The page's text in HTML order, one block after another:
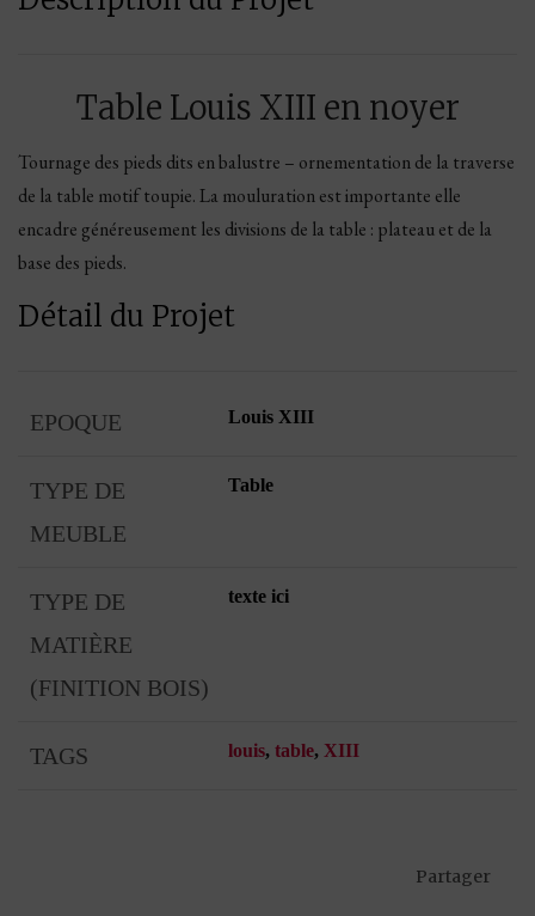
Table Louis XIII en noyer
Tournage des pieds dits en balustre – ornementation de la traverse
de la table motif toupie. La mouluration est importante elle
encadre généreusement les divisions de la table : plateau et de la
base des pieds.
Détail du Projet
EPOQUE Louis XIII
TYPE DE
MEUBLE
Table
TYPE DE
MATIÈRE
(FINITION BOIS)
texte ici
TAGS louis, table, XIII
Partager